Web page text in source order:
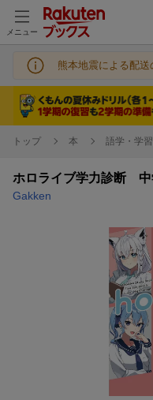
メニュー
熊本地震による配
トップ 本 語学・学
ホロライブ学力診断 中
Gakken